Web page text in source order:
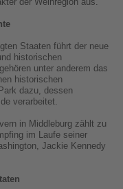
Staaten führt der neue
historischen
unter anderem das
historischen
dazu, dessen
verarbeitet.
in Middleburg zählt zu
im Laufe seiner
Jackie Kennedy